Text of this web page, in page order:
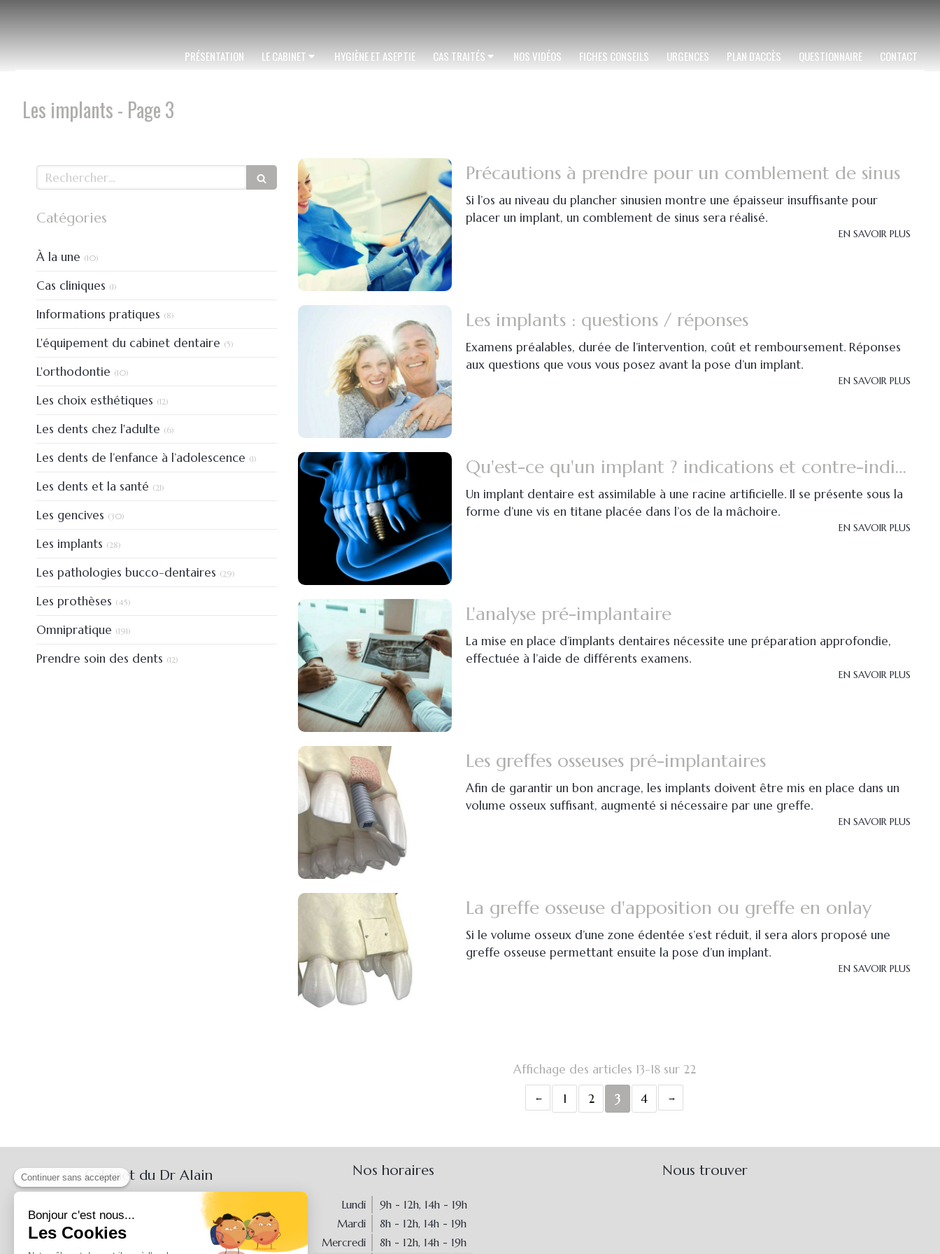
PRÉSENTATION LE CABINET HYGIÈNE ET ASEPTIE CAS TRAITÉS NOS VIDÉOS FICHES CONSEILS URGENCES PLAN D'ACCÈS QUESTIONNAIRE CONTACT
Les implants - Page 3
Précautions à prendre pour un comblement de sinus
Si l’os au niveau du plancher sinusien montre une épaisseur insuffisante pour
placer un implant, un comblement de sinus sera réalisé.
EN SAVOIR PLUS
Les implants : questions / réponses
Examens préalables, durée de l’intervention, coût et remboursement. Réponses
aux questions que vous vous posez avant la pose d’un implant.
EN SAVOIR PLUS
Qu'est-ce qu'un implant ? indications et contre-indications
Un implant dentaire est assimilable à une racine artificielle. Il se présente sous la
forme d’une vis en titane placée dans l’os de la mâchoire.
EN SAVOIR PLUS
L'analyse pré-implantaire
La mise en place d’implants dentaires nécessite une préparation approfondie,
effectuée à l’aide de différents examens.
EN SAVOIR PLUS
Les greffes osseuses pré-implantaires
Afin de garantir un bon ancrage, les implants doivent être mis en place dans un
volume osseux suffisant, augmenté si nécessaire par une greffe.
EN SAVOIR PLUS
La greffe osseuse d'apposition ou greffe en onlay
Si le volume osseux d’une zone édentée s’est réduit, il sera alors proposé une
greffe osseuse permettant ensuite la pose d’un implant.
EN SAVOIR PLUS
Affichage des articles 13-18 sur 22
1
2 3 4
Rechercher
Catégories
À la une (10)
Cas cliniques (1)
Informations pratiques (8)
L'équipement du cabinet dentaire (5)
L'orthodontie (10)
Les choix esthétiques (12)
Les dents chez l'adulte (6)
Les dents de l’enfance à l’adolescence (1) Articles Count
Les dents et la santé (21)
Les gencives (30)
Les implants (28)
Les pathologies bucco-dentaires (29)
Les prothèses (45)
Omnipratique (191)
Prendre soin des dents (12)
Cabinet du Dr Alain
GRACIA à Bordeaux
317 Boulevard du Président
Nos horaires
Lundi 9h - 12h, 14h - 19h
Mardi
8h - 12h, 14h - 19h
Mercredi
8h - 12h, 14h - 19h
Nous trouver